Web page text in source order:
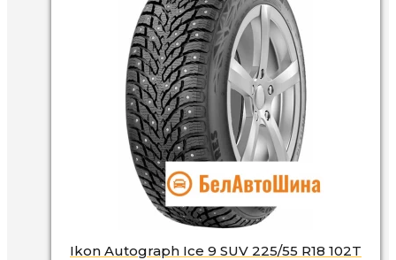
Ikon Autograph Ice 9 SUV 225/55 R18 102T